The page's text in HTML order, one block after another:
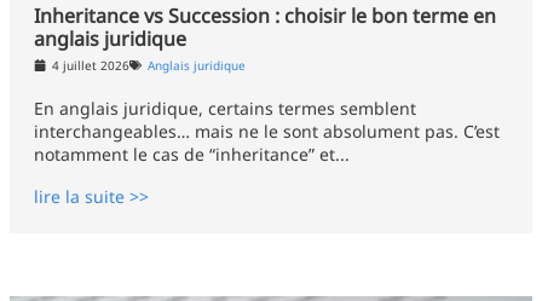
Inheritance vs Succession : choisir le bon terme en
anglais juridique
4 juillet 2026 Anglais juridique
En anglais juridique, certains termes semblent
interchangeables… mais ne le sont absolument pas. C’est
notamment le cas de “inheritance” et...
lire la suite >>